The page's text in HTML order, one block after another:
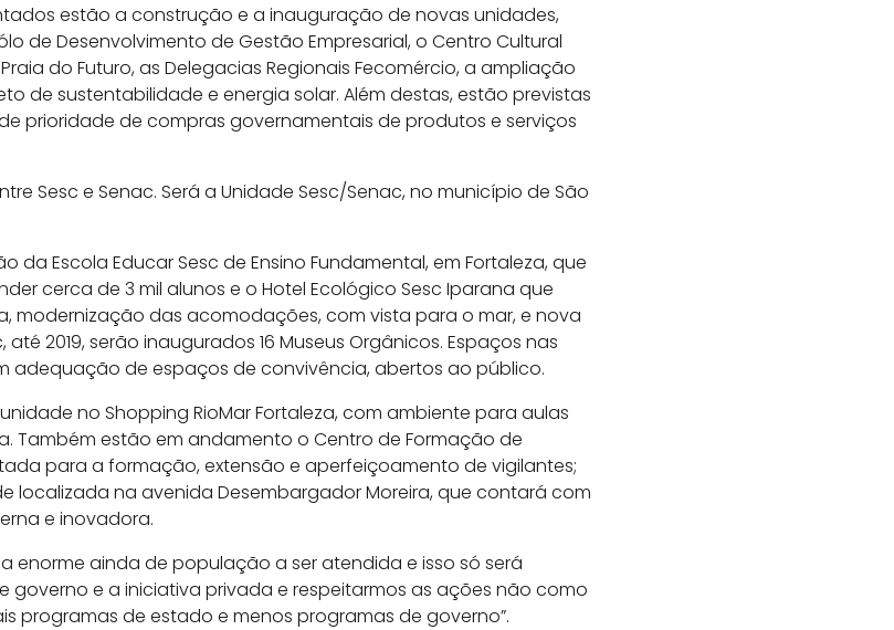
estão a construção e a inauguração de novas unidades,
de Desenvolvimento de Gestão Empresarial, o Centro Cultural
do Futuro, as Delegacias Regionais Fecomércio, a ampliação
de sustentabilidade e energia solar. Além destas, estão previstas
prioridade de compras governamentais de produtos e serviços
Sesc e Senac. Será a Unidade Sesc/Senac, no município de São
da Escola Educar Sesc de Ensino Fundamental, em Fortaleza, que
cerca de 3 mil alunos e o Hotel Ecológico Sesc Iparana que
modernização das acomodações, com vista para o mar, e nova
2019, serão inaugurados 16 Museus Orgânicos. Espaços nas
adequação de espaços de convivência, abertos ao público.
no Shopping RioMar Fortaleza, com ambiente para aulas
Também estão em andamento o Centro de Formação de
para a formação, extensão e aperfeiçoamento de vigilantes;
localizada na avenida Desembargador Moreira, que contará com
e inovadora.
enorme ainda de população a ser atendida e isso só será
governo e a iniciativa privada e respeitarmos as ações não como
programas de estado e menos programas de governo”.